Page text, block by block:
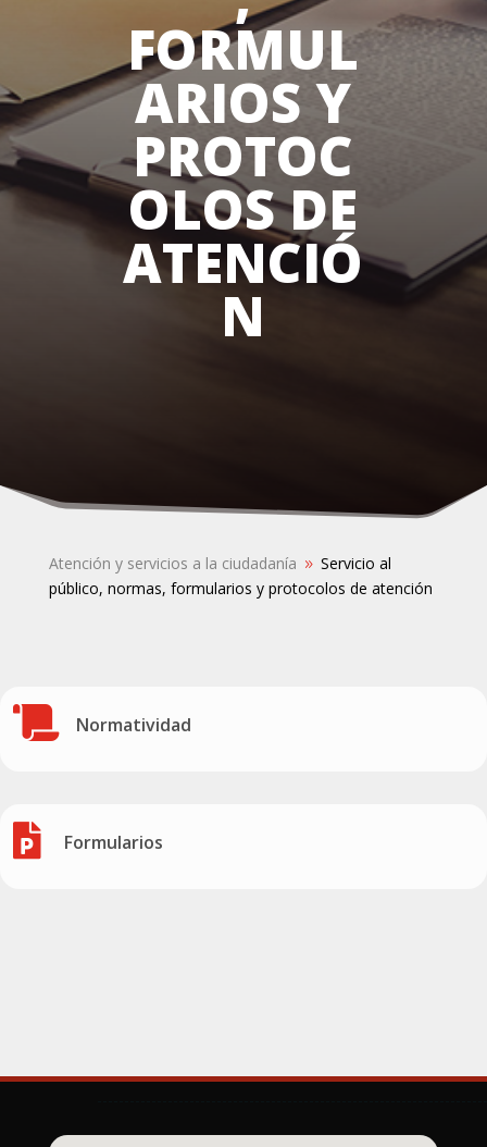
FORMUL
ARIOS Y
PROTOC
OLOS DE
ATENCIÓ
N
Atención y servicios a la ciudadanía 9 Servicio al
público, normas, formularios y protocolos de atención
 Normatividad
 Formularios